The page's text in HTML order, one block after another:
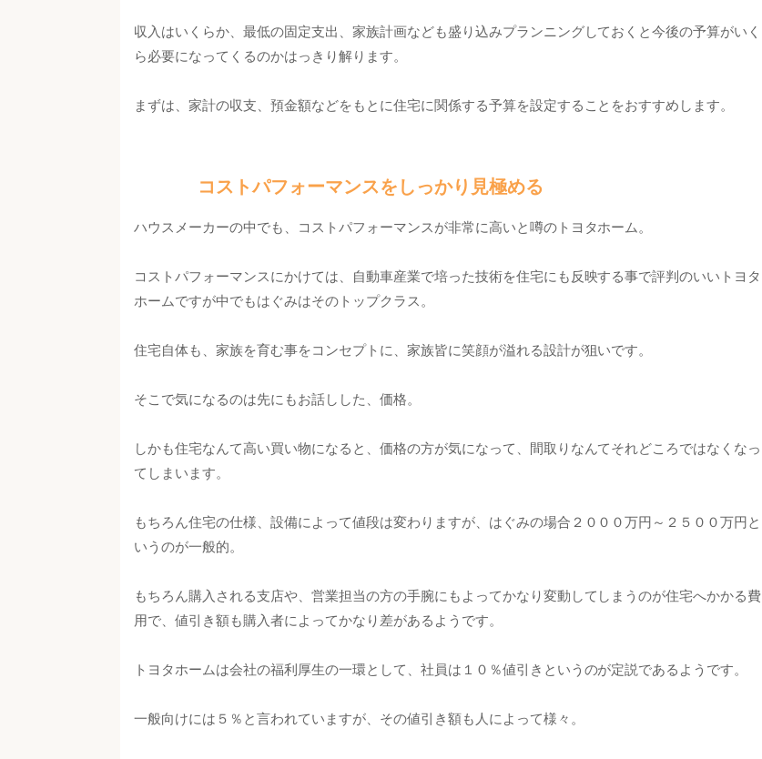
収入はいくらか、最低の固定支出、家族計画なども盛り込みプランニングしておくと今後の予算がいく
ら必要になってくるのかはっきり解ります。
まずは、家計の収支、預金額などをもとに住宅に関係する予算を設定することをおすすめします。
コストパフォーマンスをしっかり見極める
ハウスメーカーの中でも、コストパフォーマンスが非常に高いと噂のトヨタホーム。
コストパフォーマンスにかけては、自動車産業で培った技術を住宅にも反映する事で評判のいいトヨタ
ホームですが中でもはぐみはそのトップクラス。
住宅自体も、家族を育む事をコンセプトに、家族皆に笑顔が溢れる設計が狙いです。
そこで気になるのは先にもお話しした、価格。
しかも住宅なんて高い買い物になると、価格の方が気になって、間取りなんてそれどころではなくなっ
てしまいます。
もちろん住宅の仕様、設備によって値段は変わりますが、はぐみの場合２０００万円～２５００万円と
いうのが一般的。
もちろん購入される支店や、営業担当の方の手腕にもよってかなり変動してしまうのが住宅へかかる費
用で、値引き額も購入者によってかなり差があるようです。
トヨタホームは会社の福利厚生の一環として、社員は１０％値引きというのが定説であるようです。
一般向けには５％と言われていますが、その値引き額も人によって様々。